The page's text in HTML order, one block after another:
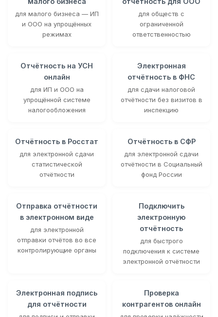
для малого бизнеса — ИП
и ООО на упрощённых
режимах
для обществ с
ограниченной
ответственностью
Отчётность на УСН
онлайн
для ИП и ООО на
упрощённой системе
налогообложения
Электронная
отчётность в ФНС
для сдачи налоговой
отчётности без визитов в
инспекцию
Отчётность в Росстат
для электронной сдачи
статистической
отчётности
Отчётность в СФР
для электронной сдачи
отчётности в Социальный
фонд России
Отправка отчётности
в электронном виде
для электронной
отправки отчётов во все
контролирующие органы
Подключить
электронную
отчётность
для быстрого
подключения к системе
электронной отчётности
Электронная подпись
для отчётности
Проверка
контрагентов онлайн